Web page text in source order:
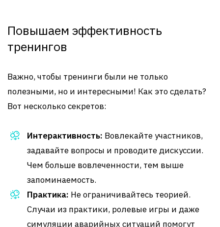
Повышаем эффективность
тренингов
Важно, чтобы тренинги были не только
полезными, но и интересными! Как это сделать?
Вот несколько секретов:
Интерактивность: Вовлекайте участников,
задавайте вопросы и проводите дискуссии.
Чем больше вовлеченности, тем выше
запоминаемость.
Практика: Не ограничивайтесь теорией.
Случаи из практики, ролевые игры и даже
симуляции аварийных ситуаций помогут